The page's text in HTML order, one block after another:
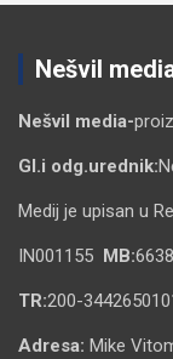
Nešvil
Nešvil media-
Gl.i odg.urednik:
Medij je upisan u
IN001155 MB:
TR:200-
Adresa: Mike